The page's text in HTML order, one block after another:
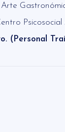
Arte
(Personal